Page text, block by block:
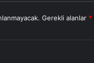
Gerekli alanlar *